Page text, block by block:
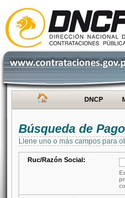
DNCP
Búsqueda de
Llene uno o más campos para
Ruc/Razón Social: